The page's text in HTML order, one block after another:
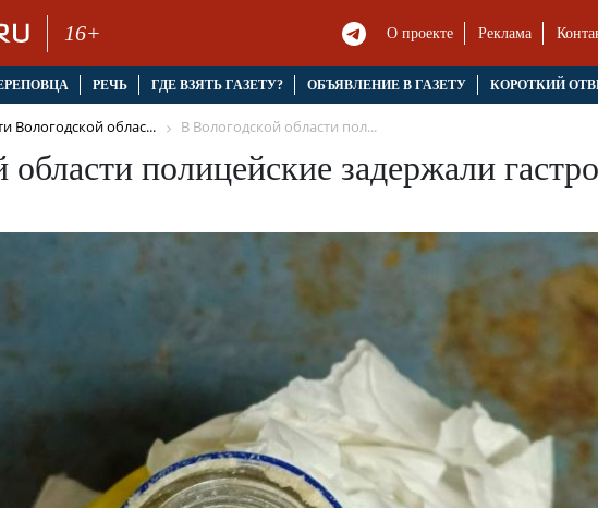
16+ О проекте Реклама
РЕЧЬ ГДЕ ВЗЯТЬ ГАЗЕТУ? ОБЪЯВЛЕНИЕ В ГАЗЕТУ КОРОТКИЙ
Вологодской облас... В Вологодской области пол...
полицейские задержали